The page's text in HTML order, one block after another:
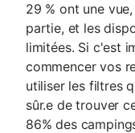
29 % ont une
partie, et les
limitées. Si c'est
commencer vos
utiliser les filtres
sûr.e de trouver
86% des